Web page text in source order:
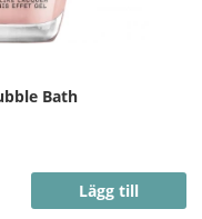
Bath
Lägg till